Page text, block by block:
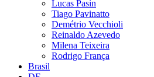
Lucas Pasin
Tiago Pavinatto
Demétrio Vecchioli
Reinaldo Azevedo
Milena Teixeira
Rodrigo França
Brasil